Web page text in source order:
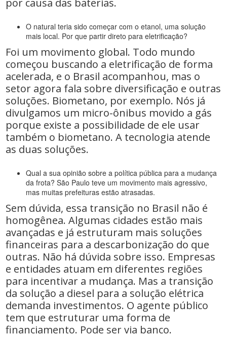
por causa das baterias.
O natural teria sido começar com o etanol, uma solução
mais local. Por que partir direto para eletrificação?
Foi um movimento global. Todo mundo
começou buscando a eletrificação de forma
acelerada, e o Brasil acompanhou, mas o
setor agora fala sobre diversificação e outras
soluções. Biometano, por exemplo. Nós já
divulgamos um micro-ônibus movido a gás
porque existe a possibilidade de ele usar
também o biometano. A tecnologia atende
as duas soluções.
Qual a sua opinião sobre a política pública para a mudança
da frota? São Paulo teve um movimento mais agressivo,
mas muitas prefeituras estão atrasadas.
Sem dúvida, essa transição no Brasil não é
homogênea. Algumas cidades estão mais
avançadas e já estruturam mais soluções
financeiras para a descarbonização do que
outras. Não há dúvida sobre isso. Empresas
e entidades atuam em diferentes regiões
para incentivar a mudança. Mas a transição
da solução a diesel para a solução elétrica
demanda investimentos. O agente público
tem que estruturar uma forma de
financiamento. Pode ser via banco.